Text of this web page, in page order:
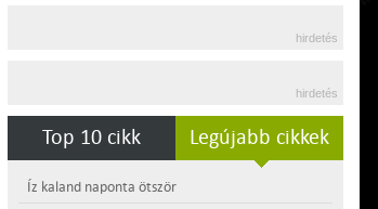
hirdetés
hirdetés
Top 10 cikk Legújabb cikkek
Íz kaland naponta ötször